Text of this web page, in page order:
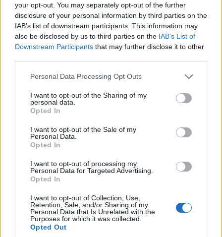
your opt-out. You may separately opt-out of the further
disclosure of your personal information by third parties on the
IAB’s list of downstream participants. This information may
also be disclosed by us to third parties on the IAB’s List of
Downstream Participants that may further disclose it to other
Please note that this website/app uses one or more Google
not limited to your visit or usage behaviour. You may click to
grant or deny consent to Google and its third-party tags to
use your data for below specified purposes in below Google
consent section.
Personal Data Processing Opt Outs
I want to opt-out of the Sharing of my
personal data.
Opted In
I want to opt-out of the Sale of my
Personal Data.
Opted In
I want to opt-out of processing my
Personal Data for Targeted Advertising.
Opted In
I want to opt-out of Collection, Use,
Retention, Sale, and/or Sharing of my
Personal Data that Is Unrelated with the
Purposes for which it was collected.
Opted Out